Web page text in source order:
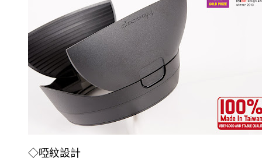
◇啞紋設計